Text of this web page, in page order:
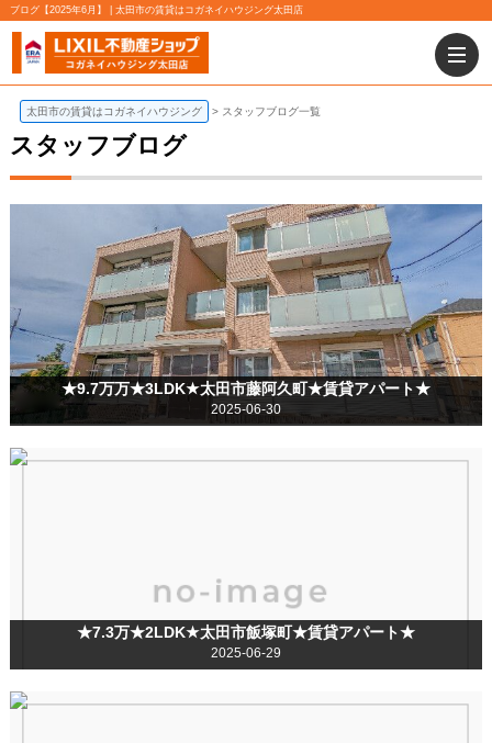
ブログ【2025年6月】 | 太田市の賃貸はコガネイハウジング太田店
太田市の賃貸はコガネイハウジング スタッフブログ一覧
スタッフブログ
★9.7万万★3LDK★太田市藤阿久町★賃貸アパート★
2025-06-30
★7.3万★2LDK★太田市飯塚町★賃貸アパート★
2025-06-29